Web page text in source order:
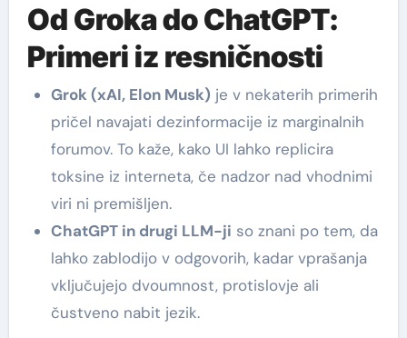
Od Groka do ChatGPT:
Primeri iz resničnosti
Grok (xAI, Elon Musk) je v nekaterih primerih
pričel navajati dezinformacije iz marginalnih
forumov. To kaže, kako UI lahko replicira
toksine iz interneta, če nadzor nad vhodnimi
viri ni premišljen.
ChatGPT in drugi LLM-ji so znani po tem, da
lahko zablodijo v odgovorih, kadar vprašanja
vključujejo dvoumnost, protislovje ali
čustveno nabit jezik.